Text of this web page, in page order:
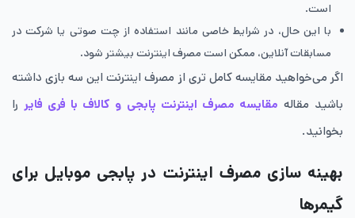
است.
با این حال، در شرایط خاصی مانند استفاده از چت صوتی یا شرکت در
مسابقات آنلاین، ممکن است مصرف اینترنت بیشتر شود.
اگر می‌خواهید مقایسه کامل تری از مصرف اینترنت این سه بازی داشته
باشید مقاله مقایسه مصرف اینترنت پابجی و کالاف با فری فایر را
بخوانید.
بهینه‌ سازی مصرف اینترنت در پابجی موبایل برای
گیمرها